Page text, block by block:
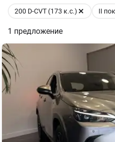
200 D-CVT (173 к.с.) II
1 предложение